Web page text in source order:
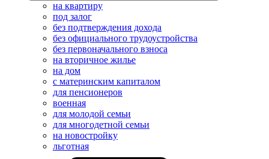
на квартиру
под залог
без подтверждения дохода
без официального трудоустройства
без первоначального взноса
на вторичное жилье
на дом
с материнским капиталом
для пенсионеров
военная
для молодой семьи
для многодетной семьи
на новостройку
льготная